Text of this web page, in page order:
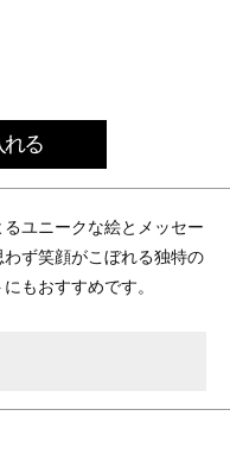
ユニークな絵とメッセー
ず笑顔がこぼれる独特の
もおすすめです。